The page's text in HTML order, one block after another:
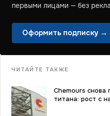
первыми лицами — без
Оформить подписку →
ЧИТАЙТЕ ТАКЖЕ
Chemours снова
титана: рост с